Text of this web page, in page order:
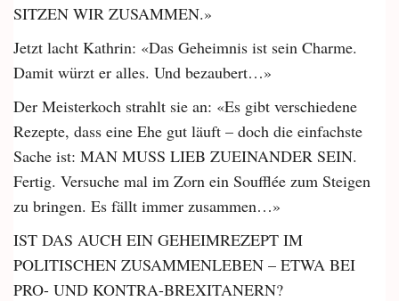
SITZEN WIR ZUSAMMEN.»
Jetzt lacht Kathrin: «Das Geheimnis ist sein Charme.
Damit würzt er alles. Und bezaubert…»
Der Meisterkoch strahlt sie an: «Es gibt verschiedene
Rezepte, dass eine Ehe gut läuft – doch die einfachste
Sache ist: MAN MUSS LIEB ZUEINANDER SEIN.
Fertig. Versuche mal im Zorn ein Soufflée zum Steigen
zu bringen. Es fällt immer zusammen…»
IST DAS AUCH EIN GEHEIM­REZEPT IM
POLITISCHEN ZUSAMMENLEBEN – ETWA BEI
PRO- UND KONTRA-BREXITANERN?